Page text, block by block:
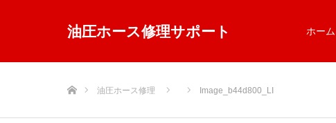
油圧ホース修理サポート ホーム
油圧ホース修理 Image_b44d800_LI